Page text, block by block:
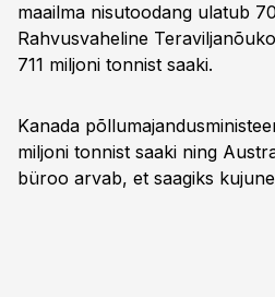
maailma nisutoodang ulatub
Rahvusvaheline
711 miljoni tonnist saaki.
Kanada
miljoni tonnist saaki ning
büroo arvab, et saagiks